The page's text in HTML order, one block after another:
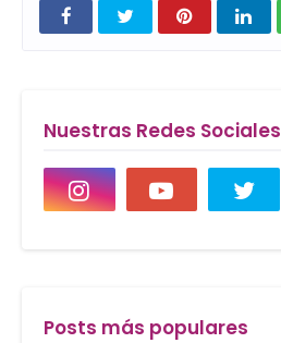
Nuestras Redes Sociales
Posts más populares